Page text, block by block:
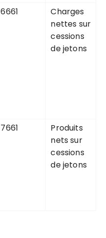
6661
Charges
nettes sur
cessions
de jetons
7661
Produits
nets sur
cessions
de jetons